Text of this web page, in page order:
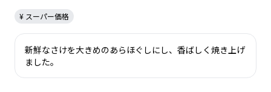
¥ スーパー価格
新鮮なさけを大きめのあらほぐしにし、香ばしく焼き上げ
ました。